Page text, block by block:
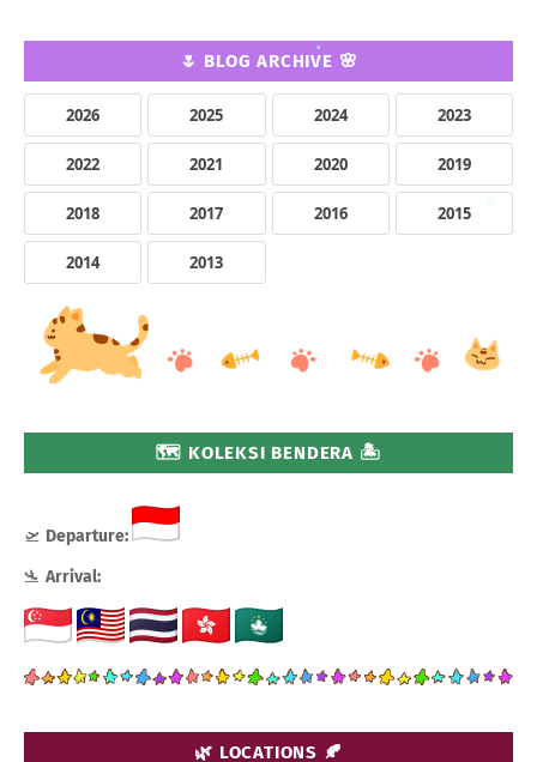
🌷 BLOG ARCHIVE 🌸
2026 2025 2024 2023
2022 2021 2020 2019
2018 2017 2016 2015
2014 2013
🗺️ KOLEKSI BENDERA 🏝️
🛫 Departure:
🛬 Arrival:
🌿 LOCATIONS 🍂